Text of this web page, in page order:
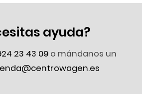
ayuda?
23 43 09o mándanos un